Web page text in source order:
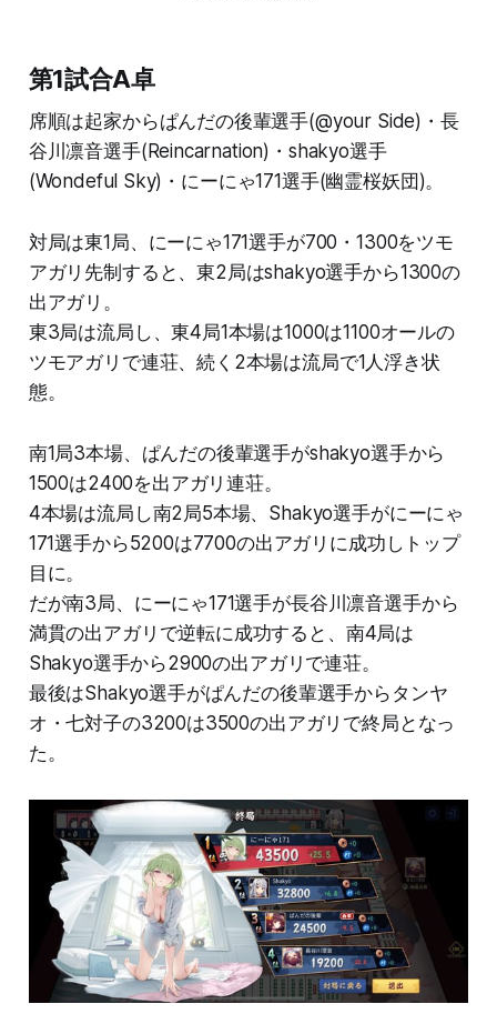
第1試合A卓
席順は起家からぱんだの後輩選手(@your Side)・長
谷川凛音選手(Reincarnation)・shakyo選手
(Wondeful Sky)・にーにゃ171選手(幽霊桜妖団)。
対局は東1局、にーにゃ171選手が700・1300をツモ
アガリ先制すると、東2局はshakyo選手から1300の
出アガリ。
東3局は流局し、東4局1本場は1000は1100オールの
ツモアガリで連荘、続く2本場は流局で1人浮き状
態。
南1局3本場、ぱんだの後輩選手がshakyo選手から
1500は2400を出アガリ連荘。
4本場は流局し南2局5本場、Shakyo選手がにーにゃ
171選手から5200は7700の出アガリに成功しトップ
目に。
だが南3局、にーにゃ171選手が長谷川凛音選手から
満貫の出アガリで逆転に成功すると、南4局は
Shakyo選手から2900の出アガリで連荘。
最後はShakyo選手がぱんだの後輩選手からタンヤ
オ・七対子の3200は3500の出アガリで終局となっ
た。